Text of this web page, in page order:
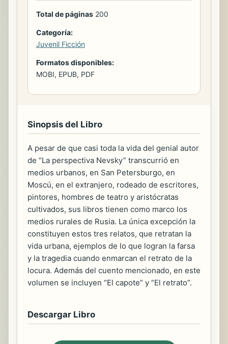
Total de páginas 200
Categoría:
Juvenil Ficción
Formatos disponibles:
MOBI, EPUB, PDF
Sinopsis del Libro
A pesar de que casi toda la vida del genial autor
de “La perspectiva Nevsky” transcurrió en
medios urbanos, en San Petersburgo, en
Moscú, en el extranjero, rodeado de escritores,
pintores, hombres de teatro y aristócratas
cultivados, sus libros tienen como marco los
medios rurales de Rusia. La única excepción la
constituyen estos tres relatos, que retratan la
vida urbana, ejemplos de lo que logran la farsa
y la tragedia cuando enmarcan el retrato de la
locura. Además del cuento mencionado, en este
volumen se incluyen “El capote” y “El retrato”.
Descargar Libro